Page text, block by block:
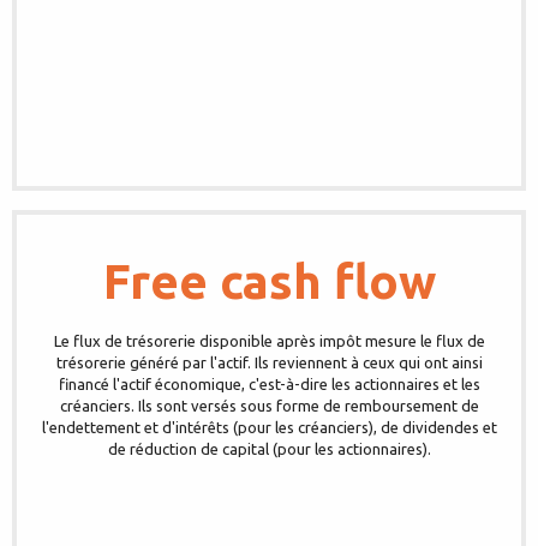
Free cash flow
Le flux de trésorerie disponible après impôt mesure le flux de
trésorerie généré par l'actif. Ils reviennent à ceux qui ont ainsi
financé l'actif économique, c'est-à-dire les actionnaires et les
créanciers. Ils sont versés sous forme de remboursement de
l'endettement et d'intérêts (pour les créanciers), de dividendes et
de réduction de capital (pour les actionnaires).